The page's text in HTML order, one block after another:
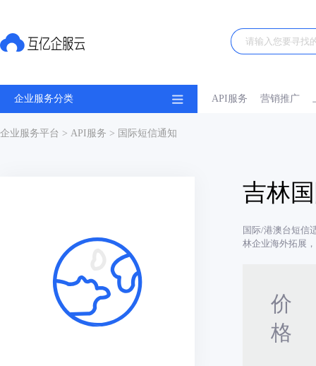
企业服务分类 API服务 营销推广
企业服务平台 > API服务 > 国际短信通知
吉林
国际/港澳台短信
林企业海外拓展
价
格